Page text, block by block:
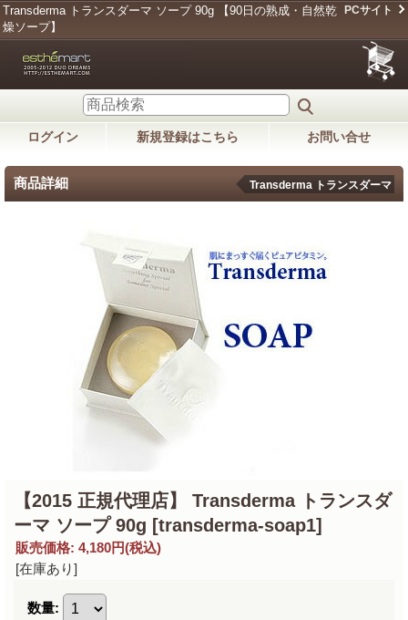
Transderma トランスダーマ ソープ 90g 【90日の熟成・自然乾
燥ソープ】
PCサイト
ログイン 新規登録はこちら お問い合せ
商品詳細 Transderma トランスダーマ
【2015 正規代理店】 Transderma トランスダ
ーマ ソープ 90g [transderma-soap1]
販売価格: 4,180円(税込)
[在庫あり]
数量: